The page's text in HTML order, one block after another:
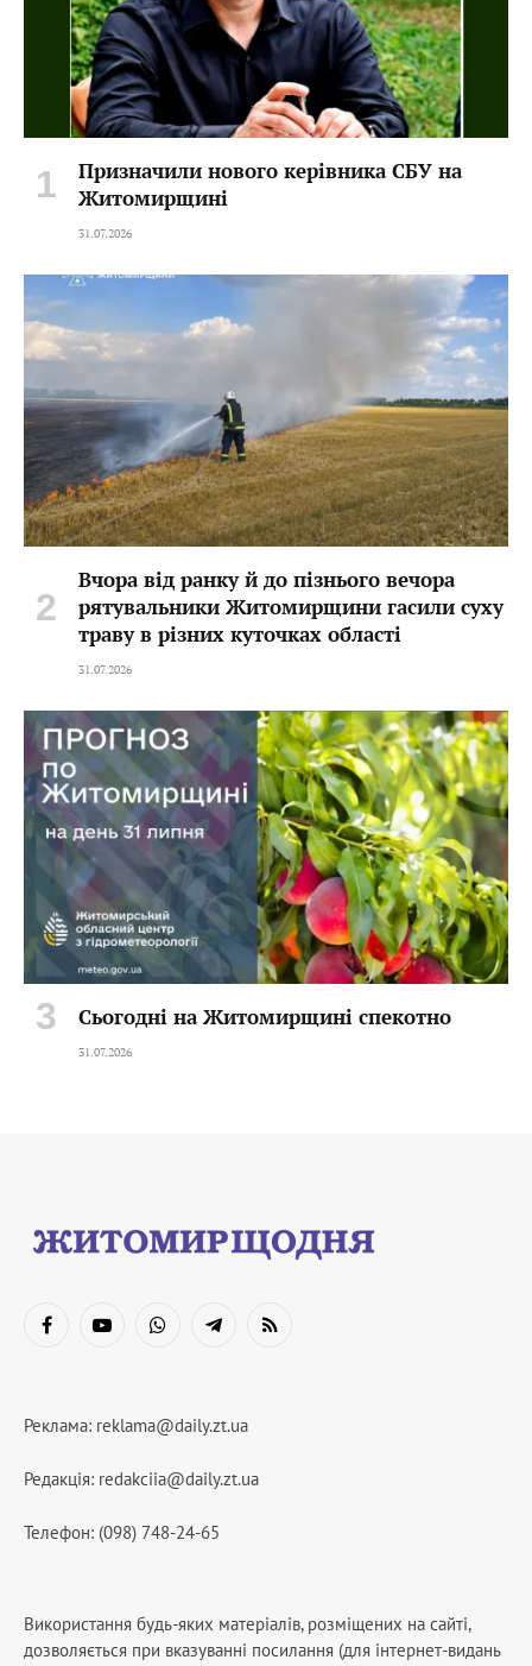
Призначили нового керівника СБУ на
Житомирщині
31.07.2026
Вчора від ранку й до пізнього вечора
рятувальники Житомирщини гасили суху
траву в різних куточках області
31.07.2026
Сьогодні на Житомирщині спекотно
31.07.2026
FacebookYouTubeWhatsAppTelegramRSS
Реклама: reklama@daily.zt.ua
Редакція: redakciia@daily.zt.ua
Телефон: (098) 748-24-65
Використання будь-яких матеріалів, розміщених на сайті,
дозволяється при вказуванні посилання (для інтернет-видань